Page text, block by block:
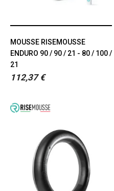
MOUSSE RISEMOUSSE
ENDURO 90 / 90 / 21 - 80 / 100 /
21
112,37 €